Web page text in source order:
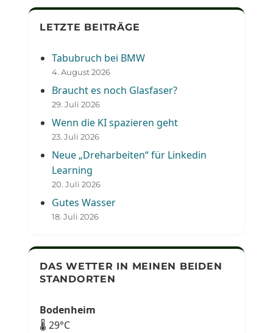
LETZTE BEITRÄGE
Tabubruch bei BMW
4. August 2026
Braucht es noch Glasfaser?
29. Juli 2026
Wenn die KI spazieren geht
23. Juli 2026
Neue „Dreharbeiten“ für Linkedin
Learning
20. Juli 2026
Gutes Wasser
18. Juli 2026
DAS WETTER IN MEINEN BEIDEN
STANDORTEN
Bodenheim
🌡 29°C